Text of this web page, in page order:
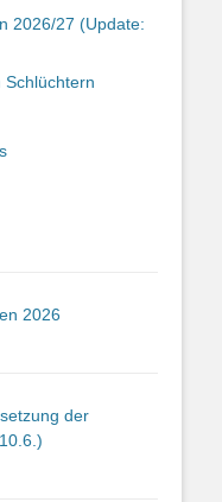
2026/27 (Update:
2026
der